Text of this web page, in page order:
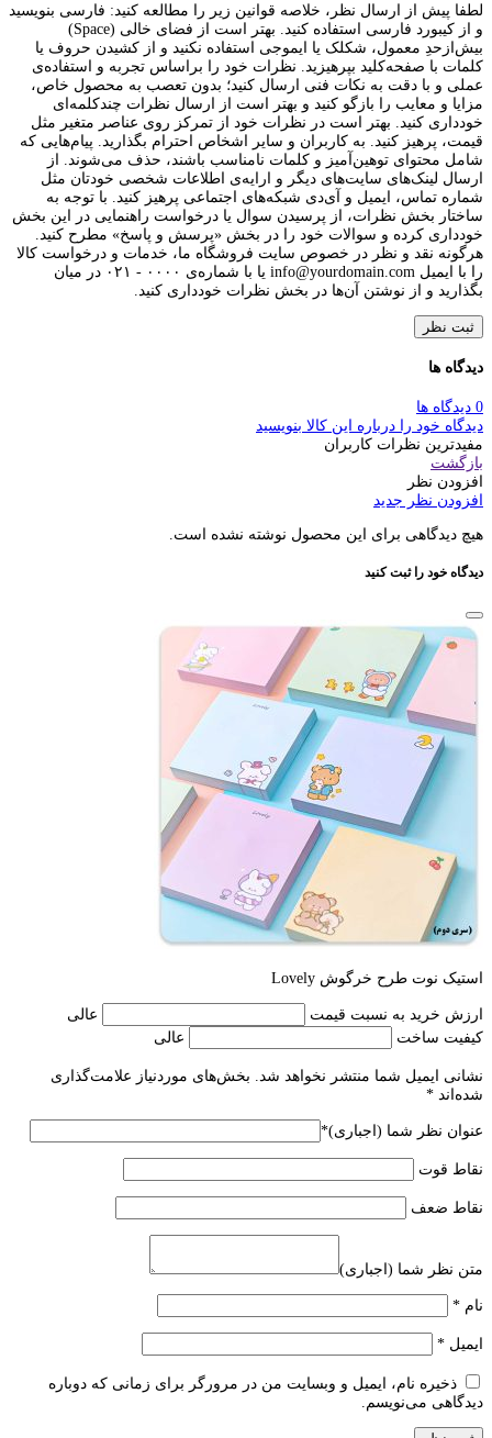
لطفا پیش از ارسال نظر، خلاصه قوانین زیر را مطالعه کنید: فارسی بنویسید
و از کیبورد فارسی استفاده کنید. بهتر است از فضای خالی (Space)
بیش‌از‌حدِ معمول، شکلک یا ایموجی استفاده نکنید و از کشیدن حروف یا
کلمات با صفحه‌کلید بپرهیزید. نظرات خود را براساس تجربه و استفاده‌ی
عملی و با دقت به نکات فنی ارسال کنید؛ بدون تعصب به محصول خاص،
مزایا و معایب را بازگو کنید و بهتر است از ارسال نظرات چندکلمه‌‌ای
خودداری کنید. بهتر است در نظرات خود از تمرکز روی عناصر متغیر مثل
قیمت، پرهیز کنید. به کاربران و سایر اشخاص احترام بگذارید. پیام‌هایی که
شامل محتوای توهین‌آمیز و کلمات نامناسب باشند، حذف می‌شوند. از
ارسال لینک‌های سایت‌های دیگر و ارایه‌ی اطلاعات شخصی خودتان مثل
شماره تماس، ایمیل و آی‌دی شبکه‌های اجتماعی پرهیز کنید. با توجه به
ساختار بخش نظرات، از پرسیدن سوال یا درخواست راهنمایی در این بخش
خودداری کرده و سوالات خود را در بخش «پرسش و پاسخ» مطرح کنید.
هرگونه نقد و نظر در خصوص سایت فروشگاه ما، خدمات و درخواست کالا
را با ایمیل info@yourdomain.com یا با شماره‌ی ۰۰۰۰ - ۰۲۱ در میان
بگذارید و از نوشتن آن‌ها در بخش نظرات خودداری کنید.
ثبت نظر
دیدگاه ها
0 دیدگاه ها
دیدگاه خود را درباره این کالا بنویسید
مفیدترین نظرات کاربران
بازگشت
افزودن نظر
افزودن نظر جدید
هیچ دیدگاهی برای این محصول نوشته نشده است.
دیدگاه خود را ثبت کنید
استیک نوت طرح خرگوش Lovely
ارزش خرید به نسبت قیمت
عالی
کیفیت ساخت
عالی
نشانی ایمیل شما منتشر نخواهد شد. بخش‌های موردنیاز علامت‌گذاری
شده‌اند *
عنوان نظر شما (اجباری)*
نقاط قوت
نقاط ضعف
متن نظر شما (اجباری)
نام *
ایمیل *
ذخیره نام، ایمیل و وبسایت من در مرورگر برای زمانی که دوباره
دیدگاهی می‌نویسم.